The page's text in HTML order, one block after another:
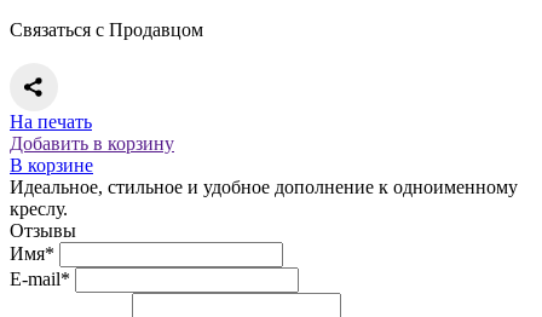
Связаться с Продавцом
На печать
Добавить в корзину
В корзине
Идеальное, стильное и удобное дополнение к одноименному
креслу.
Отзывы
Имя*
E-mail*